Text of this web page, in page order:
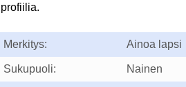
profiilia.
Merkitys: Ainoa lapsi
Sukupuoli: Nainen